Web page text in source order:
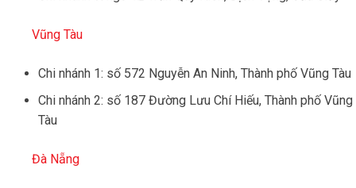
Vũng Tàu
Chi nhánh 1: số 572 Nguyễn An Ninh, Thành phố Vũng Tàu
Chi nhánh 2: số 187 Đường Lưu Chí Hiếu, Thành phố Vũng
Tàu
Đà Nẵng